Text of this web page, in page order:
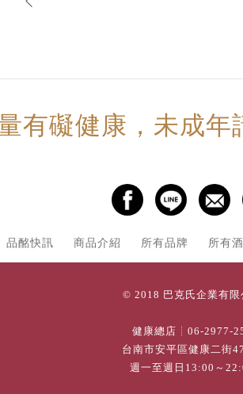
有礙健康，未成年
品酩快訊 商品介紹 所有品牌 所有
© 2018 巴克氏企業有限
健康總店┊ 06-2977-
台南市安平區健康二街
週一至週日13:00～